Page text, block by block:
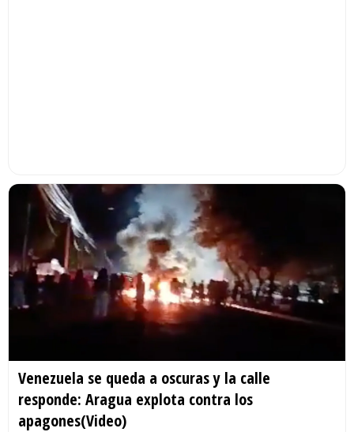
Venezuela se queda a oscuras y la calle
responde: Aragua explota contra los
apagones(Video)